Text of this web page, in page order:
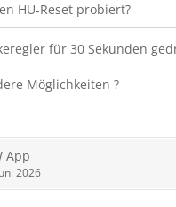
HU-Reset probiert?
für 30 Sekunden
Möglichkeiten ?
App
2026